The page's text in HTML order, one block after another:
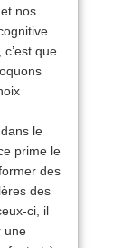
nos
que
le
prime le
des
des
ci, il
une